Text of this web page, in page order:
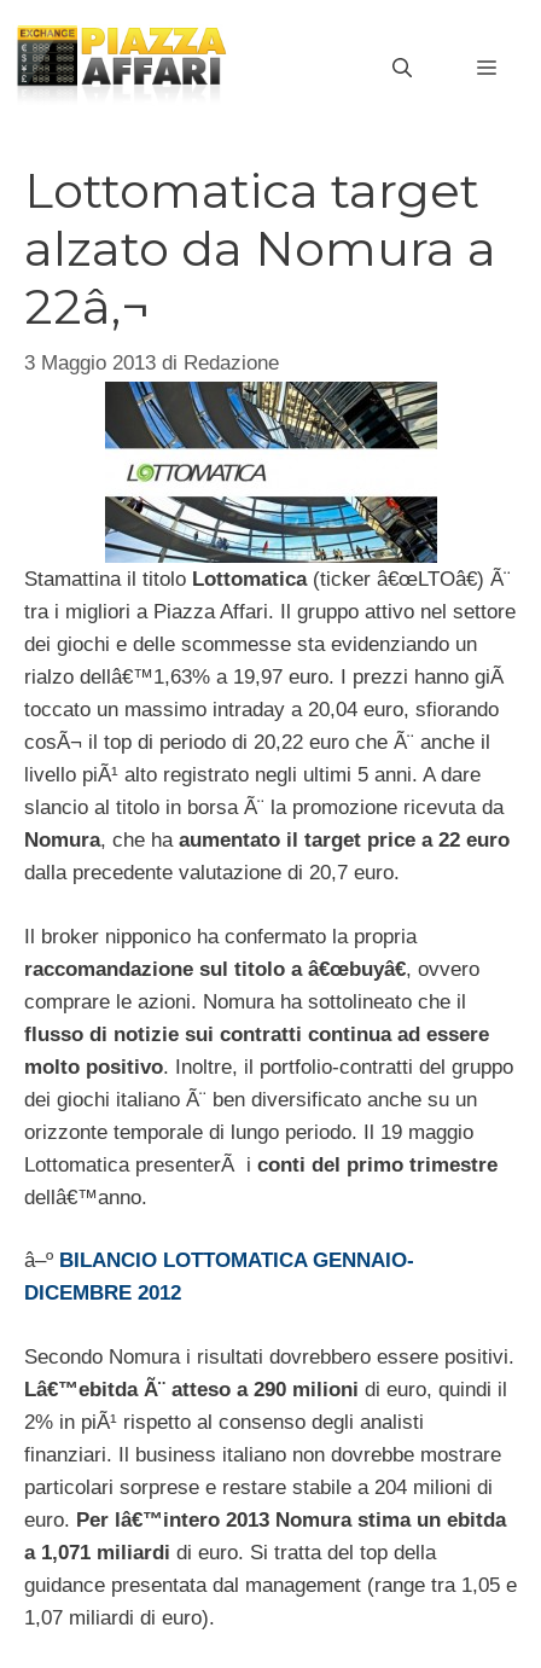
contenuto
Lottomatica target
alzato da Nomura a
22â‚¬
3 Maggio 2013 di Redazione
Stamattina il titolo Lottomatica(ticker â€œLTOâ€) Ã¨
tra i migliori a Piazza Affari. Il gruppo attivo nel settore
dei giochi e delle scommesse sta evidenziando un
rialzo dellâ€™1,63% a 19,97 euro. I prezzi hanno giÃ
toccato un massimo intraday a 20,04 euro, sfiorando
cosÃ¬ il top di periodo di 20,22 euro che Ã¨ anche il
livello piÃ¹ alto registrato negli ultimi 5 anni. A dare
slancio al titolo in borsa Ã¨ la promozione ricevuta da
Nomura, che ha aumentato il target price a 22 euro
dalla precedente valutazione di 20,7 euro.
Il broker nipponico ha confermato la propria
raccomandazione sul titolo a â€œbuyâ€, ovvero
comprare le azioni. Nomura ha sottolineato che il
flusso di notizie sui contratti continua ad essere
molto positivo. Inoltre, il portfolio-contratti del gruppo
dei giochi italiano Ã¨ ben diversificato anche su un
orizzonte temporale di lungo periodo. Il 19 maggio
Lottomatica presenterÃ i conti del primo trimestre
dellâ€™anno.
â–º BILANCIO LOTTOMATICA GENNAIO-
DICEMBRE 2012
Secondo Nomura i risultati dovrebbero essere positivi.
Lâ€™ebitda Ã¨ atteso a 290 milioni di euro, quindi il
2% in piÃ¹ rispetto al consenso degli analisti
finanziari. Il business italiano non dovrebbe mostrare
particolari sorprese e restare stabile a 204 milioni di
euro. Per lâ€™intero 2013 Nomura stima un ebitda
a 1,071 miliardi di euro. Si tratta del top della
guidance presentata dal management (range tra 1,05 e
1,07 miliardi di euro).